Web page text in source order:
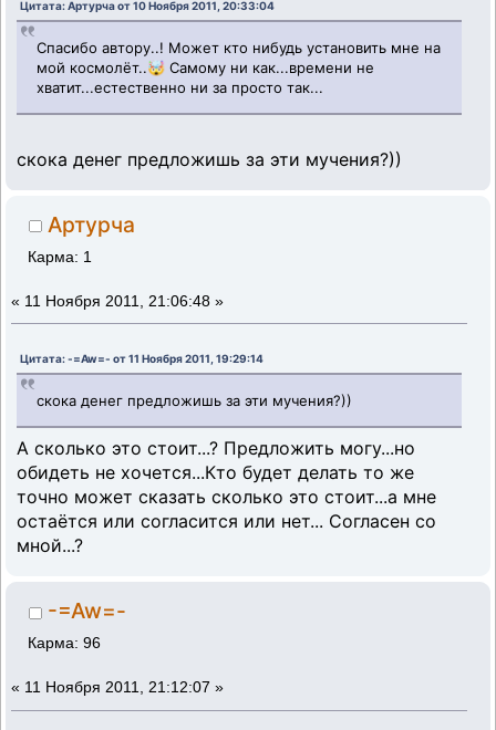
Цитата: Артурча от 10 Ноября 2011, 20:33:04
Спасибо автору..! Может кто нибудь установить мне на
мой космолёт..🤯 Самому ни как...времени не
хватит...естественно ни за просто так...
скока денег предложишь за эти мучения?))
Артурча
Карма: 1
« 11 Ноября 2011, 21:06:48 »
Цитата: -=Aw=- от 11 Ноября 2011, 19:29:14
скока денег предложишь за эти мучения?))
А сколько это стоит...? Предложить могу...но
обидеть не хочется...Кто будет делать то же
точно может сказать сколько это стоит...а мне
остаётся или согласится или нет... Согласен со
мной...?
-=Aw=-
Карма: 96
« 11 Ноября 2011, 21:12:07 »